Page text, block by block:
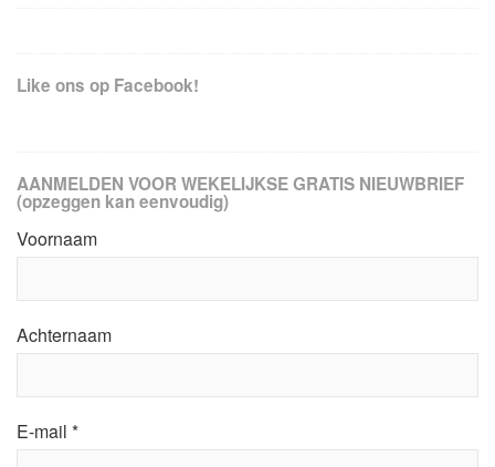
Like ons op Facebook!
AANMELDEN VOOR WEKELIJKSE GRATIS NIEUWBRIEF
(opzeggen kan eenvoudig)
Voornaam
Achternaam
E-mail *